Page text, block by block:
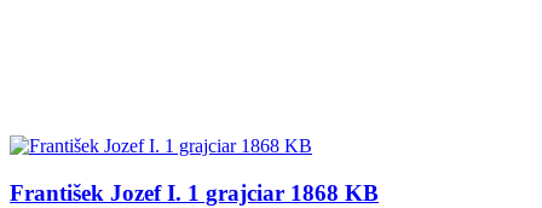
František Jozef I. 1 grajciar 1868 KB